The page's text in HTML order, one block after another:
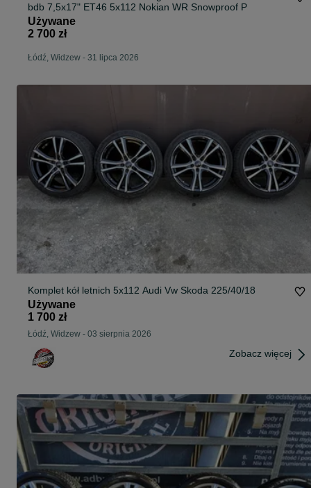
bdb 7,5x17" ET46 5x112 Nokian WR Snowproof P
Używane
2 700 zł
Łódź, Widzew - 31 lipca 2026
Komplet kół letnich 5x112 Audi Vw Skoda 225/40/18
Używane
1 700 zł
Łódź, Widzew - 03 sierpnia 2026
Zobacz więcej